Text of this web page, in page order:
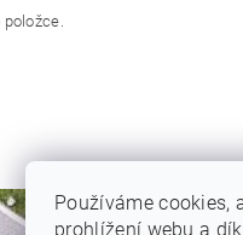
Používáme cookies,
prohlížení webu a